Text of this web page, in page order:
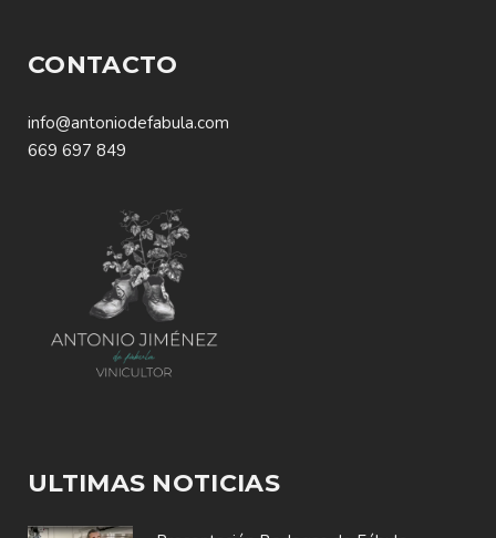
CONTACTO
info@antoniodefabula.com
669 697 849
ULTIMAS NOTICIAS